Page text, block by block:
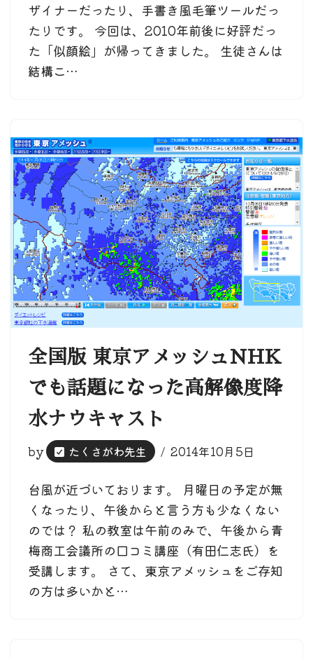
ザイナーだったり、手書き風毛筆ツールだっ
たりです。 今回は、2010年前後に好評だっ
た「似顔絵」が帰ってきました。 生徒さんは
結構こ…
全国版 東京アメッシュNHK
でも話題になった高解像度降
水ナウキャスト
by たくさがわ先生 2014年10月5日
台風が近づいております。 月曜日の予定が無
くなったり、午後からと言う方も少なくない
のでは？ 私の教室は午前のみで、午後から青
梅商工会議所の口コミ講座（有田仁志氏）を
受講します。 さて、東京アメッシュをご存知
の方は多いかと…